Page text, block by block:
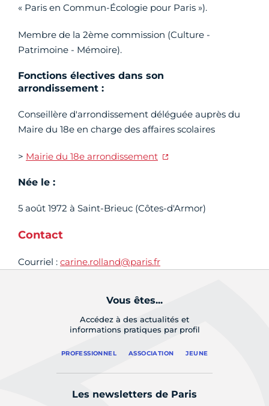
« Paris en Commun-Écologie pour Paris »).
Membre de la 2ème commission (Culture -
Patrimoine - Mémoire).
Fonctions électives dans son
arrondissement :
Conseillère d'arrondissement déléguée auprès du
Maire du 18e en charge des affaires scolaires
> Mairie du 18e arrondissement
Née le :
5 août 1972 à Saint-Brieuc (Côtes-d'Armor)
Contact
Courriel : carine.rolland@paris.fr
Vous êtes...
Accédez à des actualités et
informations pratiques par profil
PROFESSIONNEL ASSOCIATION JEUNE
Les newsletters de Paris